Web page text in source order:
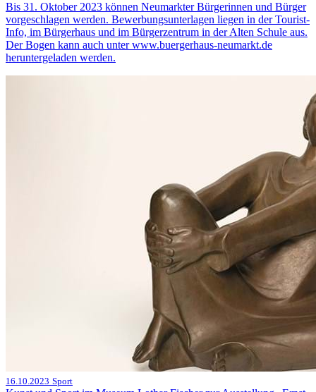
Bis 31. Oktober 2023 können Neumarkter Bürgerinnen und Bürger
vorgeschlagen werden. Bewerbungsunterlagen liegen in der Tourist-
Info, im Bürgerhaus und im Bürgerzentrum in der Alten Schule aus.
Der Bogen kann auch unter www.buergerhaus-neumarkt.de
heruntergeladen werden.
16.10.2023 Sport